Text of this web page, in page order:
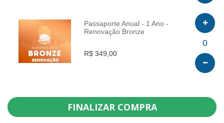
INFO
Passaporte Anual - 1 Ano -
Renovação Bronze
R$ 349,00
0
FINALIZAR COMPRA